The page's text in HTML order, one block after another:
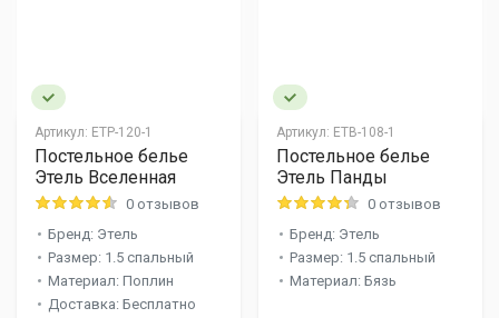
Артикул: ETP-120-1
Постельное белье
Этель Вселенная
0 отзывов
Бренд: Этель
Размер: 1.5 спальный
Материал: Поплин
Доставка: Бесплатно
Артикул: ETB-108-1
Постельное белье
Этель Панды
0 отзывов
Бренд: Этель
Размер: 1.5 спальный
Материал: Бязь